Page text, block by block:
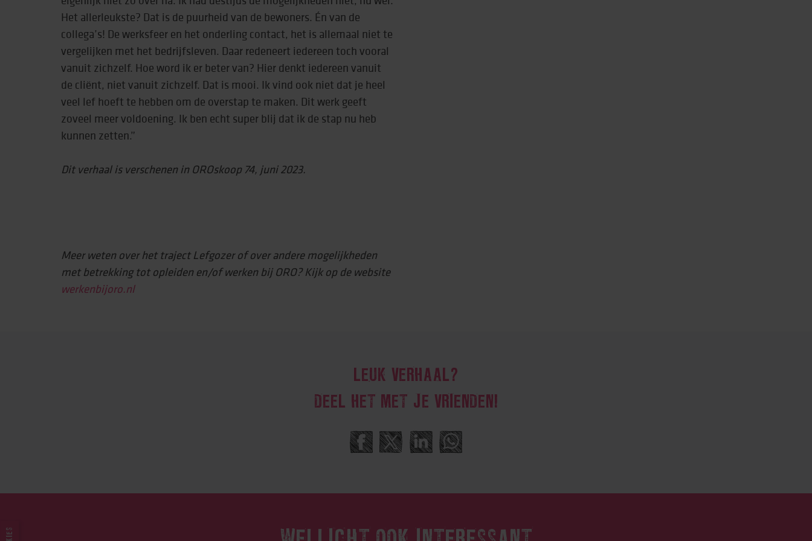
Het allerleukste? Dat is de puurheid van de bewoners. Én van de
collega’s! De werksfeer en het onderling contact, het is allemaal niet te
vergelijken met het bedrijfsleven. Daar redeneert iedereen toch vooral
vanuit zichzelf. Hoe word ik er beter van? Hier denkt iedereen vanuit
de cliënt, niet vanuit zichzelf. Dat is mooi. Ik vind ook niet dat je heel
veel lef hoeft te hebben om de overstap te maken. Dit werk geeft
zoveel meer voldoening. Ik ben echt super blij dat ik de stap nu heb
kunnen zetten.”
Dit verhaal is verschenen in OROskoop 74, juni 2023.
Meer weten over het traject Lefgozer of over andere mogelijkheden
met betrekking tot opleiden en/of werken bij ORO? Kijk op de website
werkenbijoro.nl
LEUK VERHAAL?
DEEL HET MET JE VRIENDEN!